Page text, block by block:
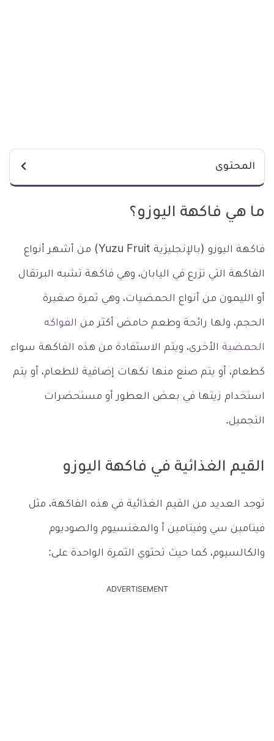
المحتوى
ما هي فاكهة اليوزو؟
فاكهة اليوزو (بالإنجليزية Yuzu Fruit) من أشهر أنواع
الفاكهة التي تزرع في اليابان، وهي فاكهة تشبه البرتقال
أو الليمون من أنواع الحمضيات، وهي ثمرة صغيرة
الحجم، ولها رائحة وطعم حامض أكثر من الفواكه
الحمضية الأخرى، ويتم الاستفادة من هذه الفاكهة سواء
كطعام، أو يتم صنع منها نكهات إضافية للطعام، أو يتم
استخدام زيتها في بعض العطور أو مستحضرات
التجميل.
القيم الغذائية في فاكهة اليوزو
توجد العديد من القيم الغذائية في هذه الفاكهة، مثل
فيتامين سي وفيتامين أ والمغنسيوم والصوديوم
والكالسيوم، كما حيث تحتوي الثمرة الواحدة على:
ADVERTISEMENT